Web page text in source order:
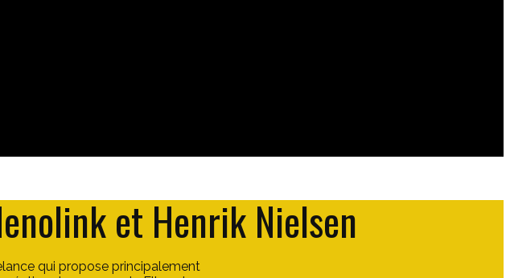
et Henrik Nielsen
qui propose principalement